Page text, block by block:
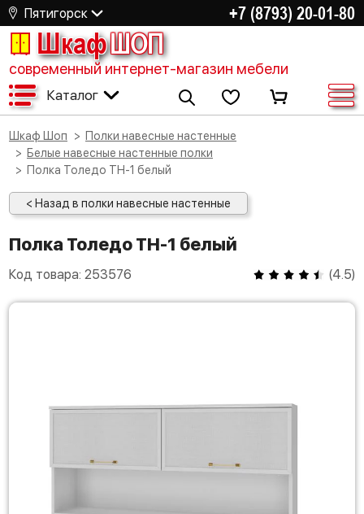
Пятигорск +7 (8793) 20-01-80
ШкафШОП
современный интернет-магазин мебели
Каталог
Шкаф Шоп
Полки навесные настенные
Белые навесные настенные полки
Полка Толедо ТН-1 белый
< Назад в полки навесные настенные
Полка Толедо ТН-1 белый
Код товара: 253576 (4.5)